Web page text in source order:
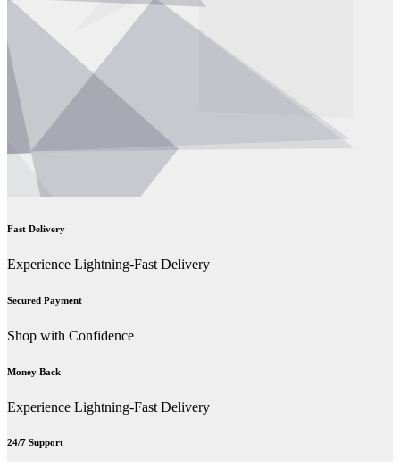
Fast Delivery
Experience Lightning-Fast Delivery
Secured Payment
Shop with Confidence
Money Back
Experience Lightning-Fast Delivery
24/7 Support